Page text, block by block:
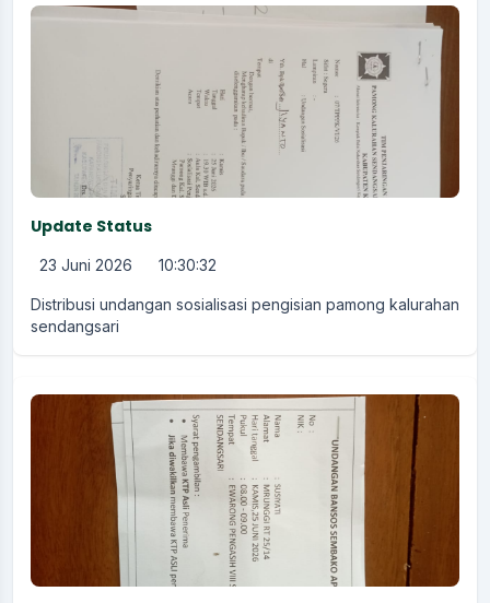
Update Status
23 Juni 2026 10:30:32
Distribusi undangan sosialisasi pengisian pamong kalurahan
sendangsari